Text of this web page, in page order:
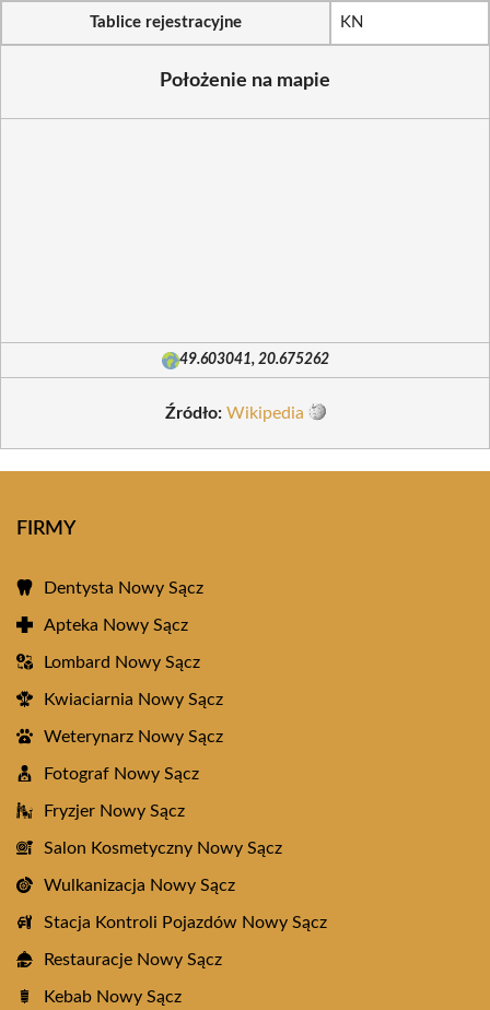
Tablice rejestracyjne KN
Położenie na mapie
49.603041, 20.675262
Źródło: Wikipedia
FIRMY
Dentysta Nowy Sącz
Apteka Nowy Sącz
Lombard Nowy Sącz
Kwiaciarnia Nowy Sącz
Weterynarz Nowy Sącz
Fotograf Nowy Sącz
Fryzjer Nowy Sącz
Salon Kosmetyczny Nowy Sącz
Wulkanizacja Nowy Sącz
Stacja Kontroli Pojazdów Nowy Sącz
Restauracje Nowy Sącz
Kebab Nowy Sącz